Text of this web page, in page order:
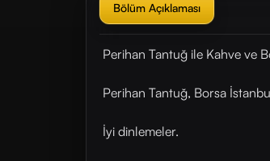
Bölüm Açıklaması
Perihan Tantuğ ile Kahve ve
Perihan Tantuğ, Borsa
İyi dinlemeler.